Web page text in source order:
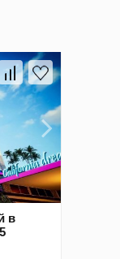
в